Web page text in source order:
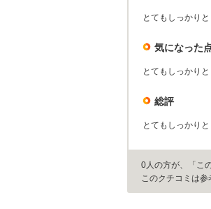
とてもしっかり
気になった
とてもしっかり
総評
とてもしっかり
0人の方が、「こ
このクチコミは参